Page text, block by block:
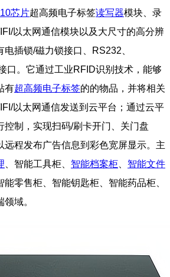
芯片超高频电子标签读写器模块、录
以太网通信模块以及大尺寸的高分辨
插锁/磁力锁接口、RS232、
口。它通过工业RFID识别技术，能够
有超高频电子标签的的物品，并将相关
以太网通信发送到云平台；通过云平
控制，实现扫码/刷卡开门、关门盘
远程发布广告信息到彩色宽屏显示。主
、智能工具柜、 智能档案柜
智能文件
能零售柜、智能钥匙柜、智能药品柜、
域。